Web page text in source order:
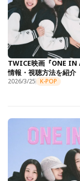
TWICE映画『ONE IN
情報・視聴方法を紹介
2026/3/25 K-POP